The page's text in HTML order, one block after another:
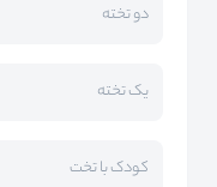
دو تخته
یک تخته
کودک با تخت